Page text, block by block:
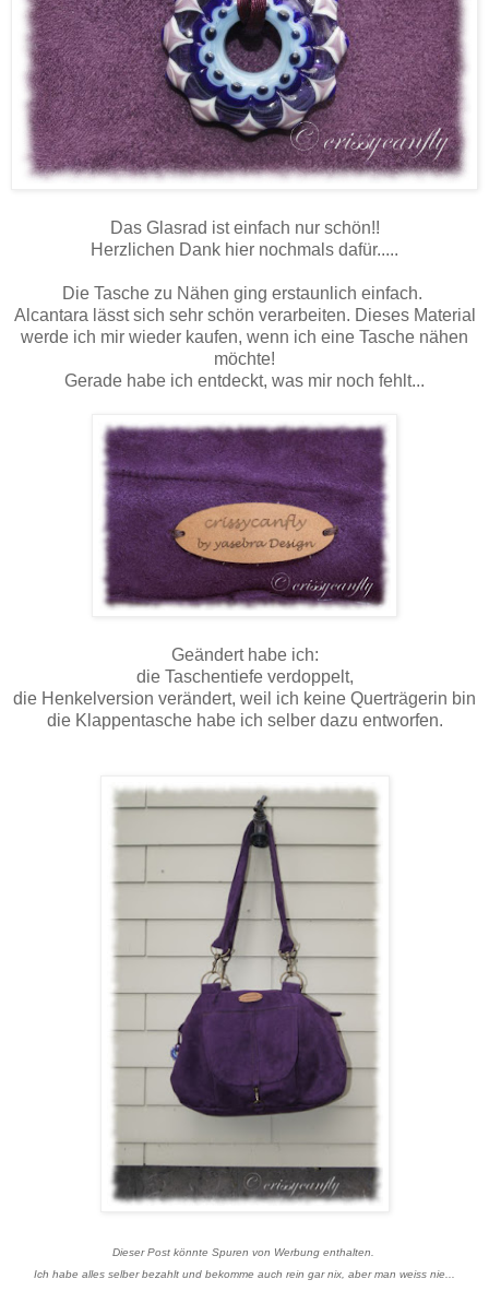
Das Glasrad ist einfach nur schön!!
Herzlichen Dank hier nochmals dafür.....
Die Tasche zu Nähen ging erstaunlich einfach.
Alcantara lässt sich sehr schön verarbeiten. Dieses Material
werde ich mir wieder kaufen, wenn ich eine Tasche nähen
möchte!
Gerade habe ich entdeckt, was mir noch fehlt...
Geändert habe ich:
die Taschentiefe verdoppelt,
die Henkelversion verändert, weil ich keine Querträgerin bin
die Klappentasche habe ich selber dazu entworfen.
Dieser Post könnte Spuren von Werbung enthalten.
Ich habe alles selber bezahlt und bekomme auch rein gar nix, aber man weiss nie...